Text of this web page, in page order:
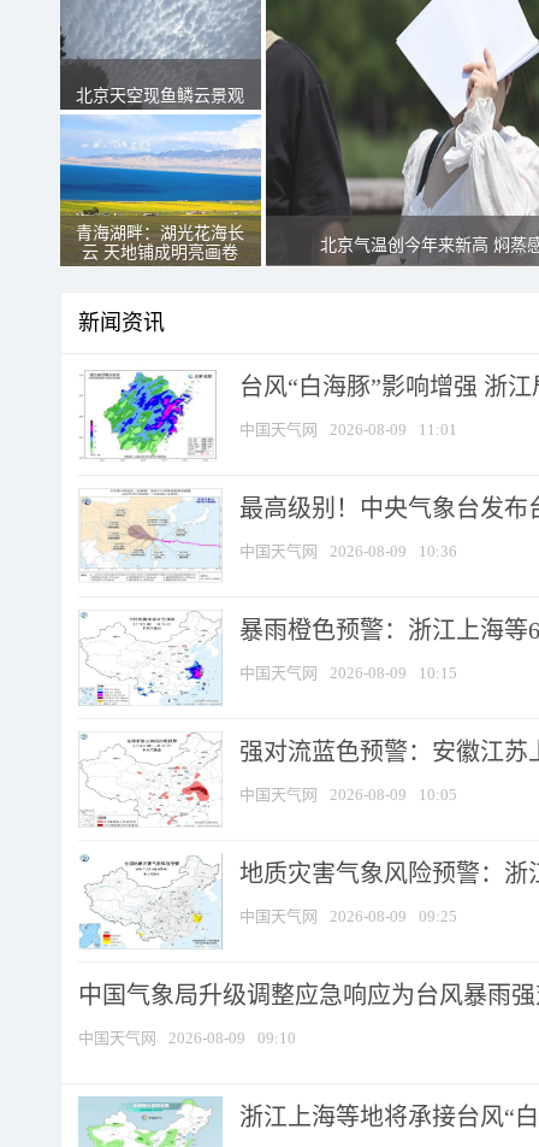
北京天空现鱼鳞云景观
青海湖畔：湖光花海长
云 天地铺成明亮画卷
北京气温创今年来新高 焖蒸
新闻资讯
台风“白海豚”影响增强 浙
中国天气网 2026-08-09 11:01
最高级别！中央气象台发布
中国天气网 2026-08-09 10:36
暴雨橙色预警：浙江上海等
中国天气网 2026-08-09 10:15
强对流蓝色预警：安徽江苏
中国天气网 2026-08-09 10:05
地质灾害气象风险预警：浙
中国天气网 2026-08-09 09:25
中国气象局升级调整应急响应为台风暴雨
中国天气网 2026-08-09 09:10
浙江上海等地将承接台风“